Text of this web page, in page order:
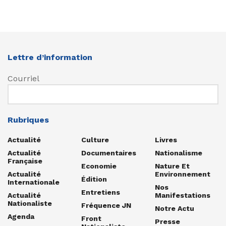
Lettre d’information
Courriel
Rubriques
Actualité
Actualité
Française
Actualité
Internationale
Actualité
Nationaliste
Agenda
Culture
Documentaires
Economie
Édition
Entretiens
Fréquence JN
Front
Livres
Nationalisme
Nature Et
Environnement
Nos
Manifestations
Notre Actu
Presse